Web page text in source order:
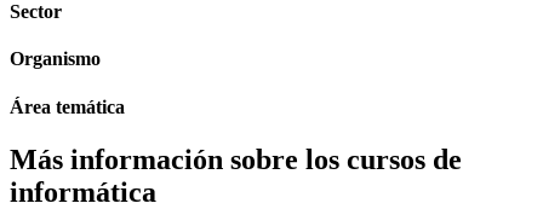
Sector
Organismo
Área temática
Más información sobre los cursos de
informática